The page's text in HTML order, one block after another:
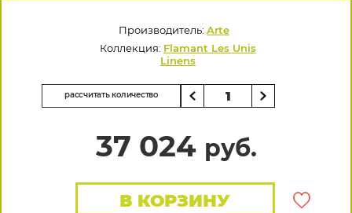
Производитель: Arte
Коллекция: Flamant Les Unis
Linens
рассчитать количество
37 024 руб.
В КОРЗИНУ